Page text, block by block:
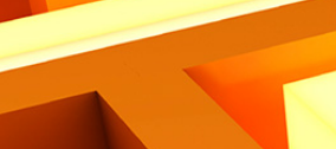
Clienti
Heritage